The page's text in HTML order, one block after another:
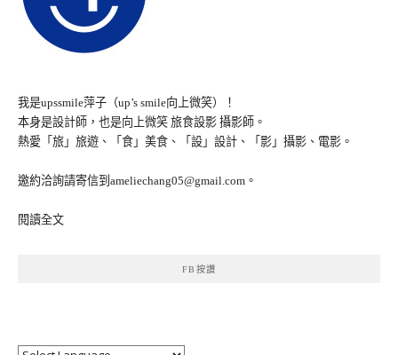
我是upssmile萍子（up’s smile向上微笑）！
本身是設計師，也是向上微笑 旅食設影 攝影師。
熱愛「旅」旅遊、「食」美食、「設」設計、「影」攝影、電影。
邀約洽詢請寄信到ameliechang05@gmail.com。
閱讀全文
FB按讚